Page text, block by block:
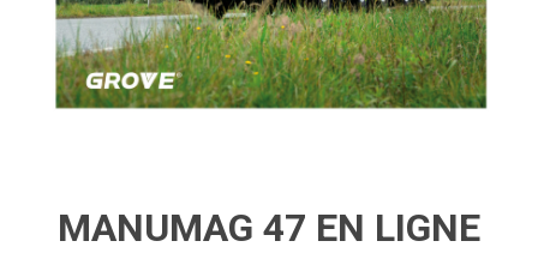
MANUMAG 47 EN LIGNE